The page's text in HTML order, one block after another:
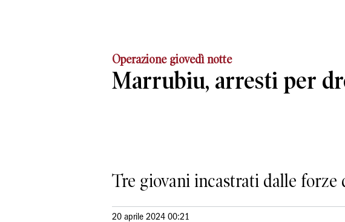
Operazione giovedì notte
Marrubiu, arresti per
Tre giovani incastrati dalle forze
20 aprile 2024 00:21